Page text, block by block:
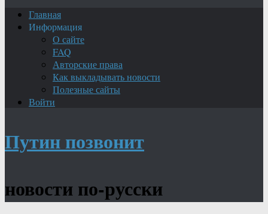
Главная
Информация
О сайте
FAQ
Авторские права
Как выкладывать новости
Полезные сайты
Войти
Путин позвонит
новости по-русски